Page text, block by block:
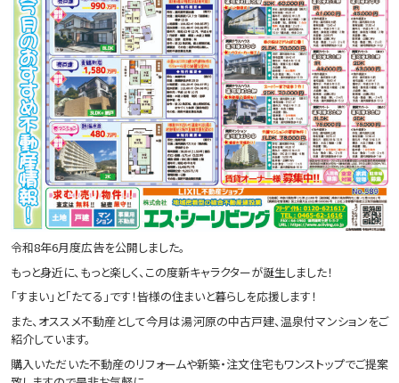
令和8年6月度広告を公開しました。
もっと身近に、もっと楽しく、この度新キャラクターが誕生しました！
「すまい」と「たてる」です！皆様の住まいと暮らしを応援します！
また、オススメ不動産として今月は湯河原の中古戸建、温泉付マンションをご
紹介しています。
購入いただいた不動産のリフォームや新築・注文住宅もワンストップでご提案